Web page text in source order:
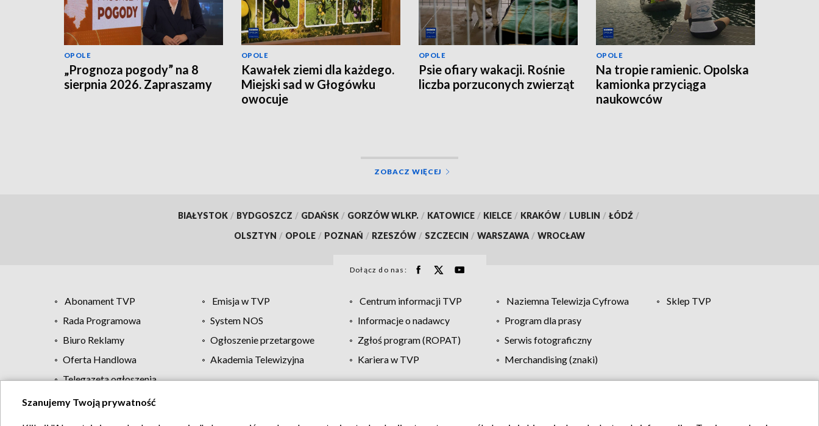
OPOLE
„Prognoza pogody” na 8
sierpnia 2026. Zapraszamy
OPOLE
Kawałek ziemi dla każdego.
Miejski sad w Głogówku
owocuje
OPOLE
Psie ofiary wakacji. Rośnie
liczba porzuconych zwierząt
OPOLE
Na tropie ramienic. Opolska
kamionka przyciąga
naukowców
ZOBACZ WIĘCEJ
BIAŁYSTOK / BYDGOSZCZ / GDAŃSK / GORZÓW WLKP. / KATOWICE / KIELCE / KRAKÓW / LUBLIN / ŁÓDŹ /
OLSZTYN / OPOLE / POZNAŃ / RZESZÓW / SZCZECIN / WARSZAWA / WROCŁAW
Dołącz do nas:
Abonament TVP Emisja w TVP Centrum informacji TVP Naziemna Telewizja Cyfrowa
Sklep TVP
Rada Programowa
System NOS Informacje o nadawcy
Program dla prasy
Biuro Reklamy
Ogłoszenie przetargowe Zgłoś program (ROPAT)
Serwis fotograficzny
Oferta Handlowa
Akademia Telewizyjna Kariera w TVP
Merchandising (znaki)
Telegazeta ogłoszenia
Regulamin TVP Polityka prywatności Moje zgody Pomoc Biuro reklamy Kontakt
Szanujemy Twoją prywatność